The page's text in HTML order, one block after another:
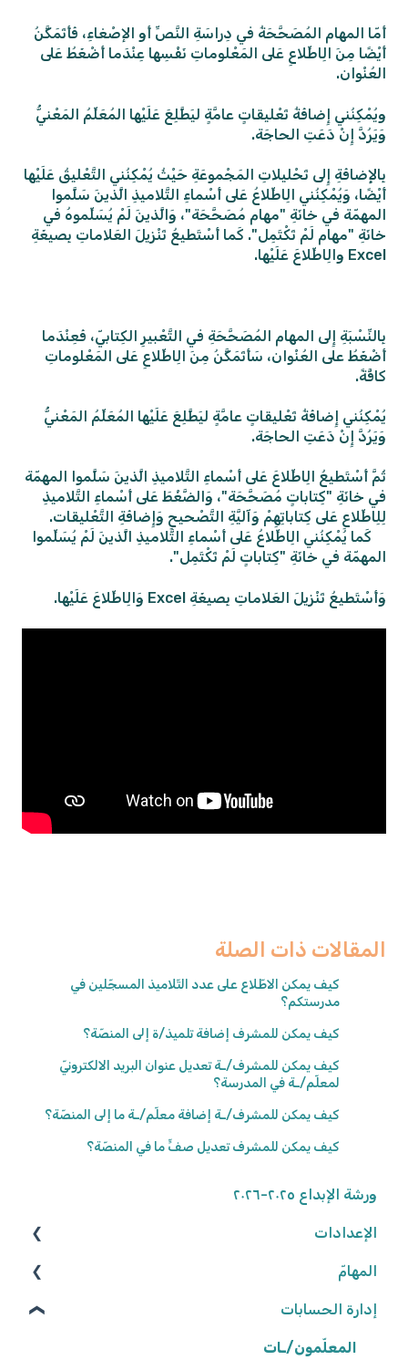
أَمّا المهام المُصَحَّحَةُ في دِراسَةِ النَّصِّ أَو الإصْغاءِ، فَأَتَمَكَّنُ
أَيْضًا مِنَ الِاطِّلاعِ عَلى المَعْلوماتِ نَفْسِها عِنْدَما أَضْغَطُ عَلى
العُنْوان.
ويُمْكِنُني إِضافَةُ تَعْليقاتٍ عامَّةٍ ليَطَّلِعَ عَلَيْها المُعَلِّمُ المَعْنيُّ
وَيَرُدَّ إِنْ دَعَتِ الحاجَة.
بِالإِضافَةِ إِلى تَحْليلاتِ المَجْموعَةِ حَيْثُ يُمْكِنُني التَّعْليقُ عَلَيْها
أَيْضًا، وَيُمْكِنُني الِاطِّلاعُ عَلى أَسْماءِ التَّلاميذِ الَّذينَ سَلَّموا
المهمّة في خانَةِ "مهام مُصَحَّحَة"، وَالَّذينَ لَمْ يُسَلِّموهُ في
خانَةِ "مهام لَمْ تَكْتَمِل". كَما أَسْتَطيعُ تَنْزيلَ العَلاماتِ بِصيغَةِ
Excel والِاطِّلاعَ عَلَيْها.
بِالنِّسْبَةِ إِلى المهام المُصَحَّحَةِ في التَّعْبيرِ الكِتابيّ، فَعِنْدَما
أَضْغَطُ على العُنْوان، سَأَتَمَكَّنُ مِنَ الِاطِّلاعِ عَلى المَعْلوماتِ
كافَّةً.
يُمْكِنُني إِضافَةُ تَعْليقاتٍ عامَّةٍ ليَطَّلِعَ عَلَيْها المُعَلِّمُ المَعْنيُّ
وَيَرُدَّ إِنْ دَعَتِ الحاجَة.
ثُمَّ أَسْتَطيعُ الِاطِّلاعَ عَلى أَسْماءِ التَّلاميذِ الَّذينَ سَلَّموا المهمّة
في خانَةِ "كِتاباتٍ مُصَحَّحَة"، وَالضَّغْطَ عَلى أَسْماءِ التَّلاميذِ
لِلِاطِّلاعِ عَلى كِتاباتِهِمْ وَآليَّةِ التَّصْحيحِ وَإِضافَةِ التَّعْليقات.
كَما يُمْكِنُني الِاطِّلاعُ عَلى أَسْماءِ التَّلاميذِ الَّذينَ لَمْ يُسَلِّموا
المهمّة في خانَةِ "كِتاباتٍ لَمْ تَكْتَمِل".
وَأَسْتَطيعُ تَنْزيلَ العَلاماتِ بِصيغَةِ Excel وَالِاطِّلاعَ عَلَيْها.
المقالات ذات الصلة
كيف يمكن الاطّلاع على عدد التّلاميذ المسجّلين في
مدرستكم؟
كيف يمكن للمشرف إضافة تلميذ/ة إلى المنصّة؟
كيف يمكن للمشرف/ـة تعديل عنوان البريد الالكترونيّ
لمعلّم/ـة في المدرسة؟
كيف يمكن للمشرف/ـة إضافة معلّم/ـة ما إلى المنصّة؟
كيف يمكن للمشرف تعديل صفٍّ ما في المنصّة؟
ورشة الإبداع ٢٠٢٥-٢٠٢٦
الإعدادات
الوصول إلى المنصّة
كلمة المرور
البيانات الشّخصيّة
المهامّ
البحث عن الموارد
تعديل المهامّ
إدارة الحسابات
المعلّمون/ـات